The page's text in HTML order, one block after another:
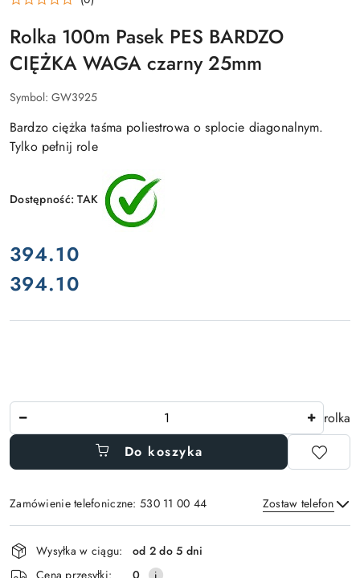
Rolka 100m Pasek PES BARDZO
CIĘŻKA WAGA czarny 25mm
Symbol: GW3925
Bardzo ciężka taśma poliestrowa o splocie diagonalnym.
Tylko pełnij role
Dostępność:TAK
cena:
394.10
Cena:
394.10
rolka
Do koszyka
Zamówienie telefoniczne: 530 11 00 44 Zostaw telefon
Dostępność
i
Wysyłka w ciągu:
od 2 do 5 dni
Cena przesyłki:
0